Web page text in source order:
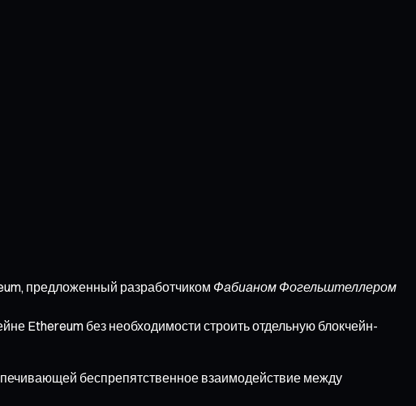
предложенный разработчиком Фабианом Фогельштеллером
Ethereum без необходимости строить отдельную блокчейн-
беспрепятственное взаимодействие между